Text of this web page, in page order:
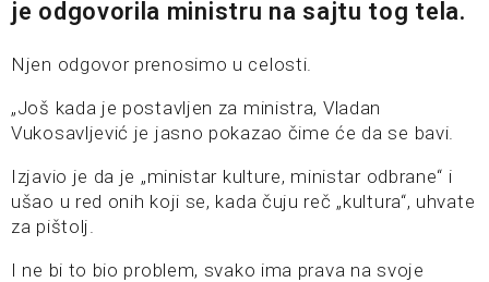
je odgovorila ministru na sajtu tog tela.
Njen odgovor prenosimo u celosti.
„Još kada je postavljen za ministra, Vladan
Vukosavljević je jasno pokazao čime će da se bavi.
Izjavio je da je „ministar kulture, ministar odbrane“ i
ušao u red onih koji se, kada čuju reč „kultura“, uhvate
za pištolj.
I ne bi to bio problem, svako ima prava na svoje